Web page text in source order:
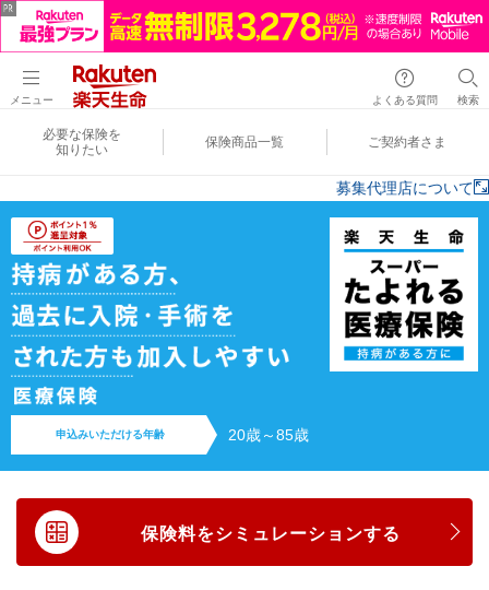
メニュー よくある質問 検索
必要な保険を
知りたい
保険商品一覧 ご契約者さま
募集代理店について
申込みいただける年齢 20歳～85歳
保険料をシミュレーションする